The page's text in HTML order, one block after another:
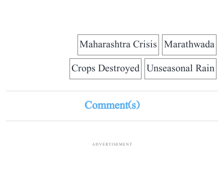
Marathwada
Maharashtra Crisis
Unseasonal Rain
Crops Destroyed
Comment(s)
ADVERTISEMENT